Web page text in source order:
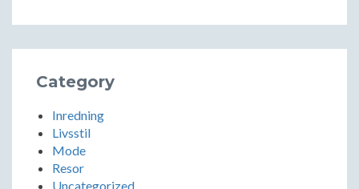
Category
Inredning
Livsstil
Mode
Resor
Uncategorized